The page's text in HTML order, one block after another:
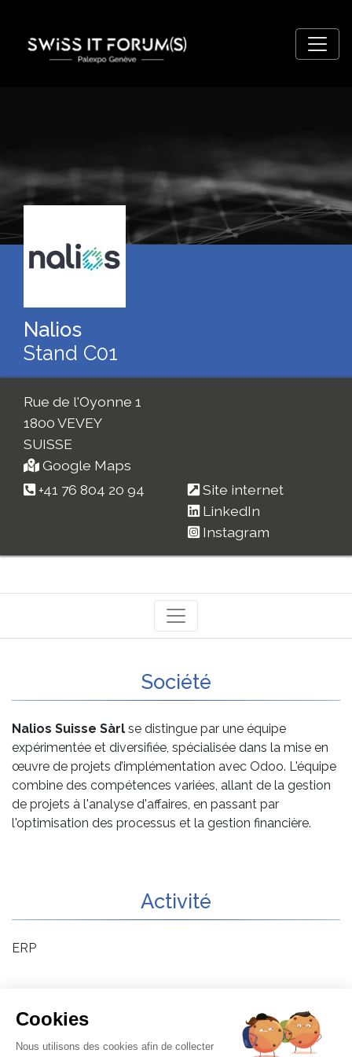
Cookies
Nous utilisons des cookies afin de collecter
Nalios
Stand C01
Rue de l'Oyonne 1
1800 VEVEY
SUISSE
Google Maps
+41 76 804 20 94
Site internet
LinkedIn
Instagram
Société
Nalios Suisse Sàrl se distingue par une équipe
expérimentée et diversifiée, spécialisée dans la mise en
œuvre de projets d’implémentation avec Odoo. L'équipe
combine des compétences variées, allant de la gestion
de projets à l'analyse d'affaires, en passant par
l'optimisation des processus et la gestion financière.
Activité
ERP